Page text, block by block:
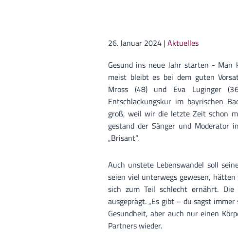
26. Januar 2024 | Aktuelles
Gesund ins neue Jahr starten -
meist bleibt es bei dem guten
Mross (48) und Eva Luginger
Entschlackungskur im bayrischen
groß, weil wir die letzte Zeit schon
gestand der Sänger und Moderator
„Brisant“.
Auch unstete Lebenswandel soll
seien viel unterwegs gewesen,
sich zum Teil schlecht ernährt.
ausgeprägt. „Es gibt – du sagst
Gesundheit, aber auch nur einen
Partners wieder.